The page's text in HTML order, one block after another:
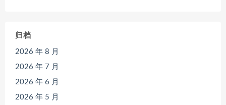
归档
2026 年 8 月
2026 年 7 月
2026 年 6 月
2026 年 5 月